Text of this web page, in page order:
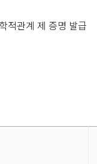
적관계 제 증명 발급